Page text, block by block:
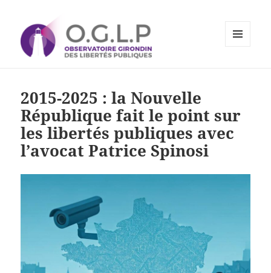
Libertés Publiques
2015-2025 : la Nouvelle
République fait le point sur
les libertés publiques avec
l’avocat Patrice Spinosi